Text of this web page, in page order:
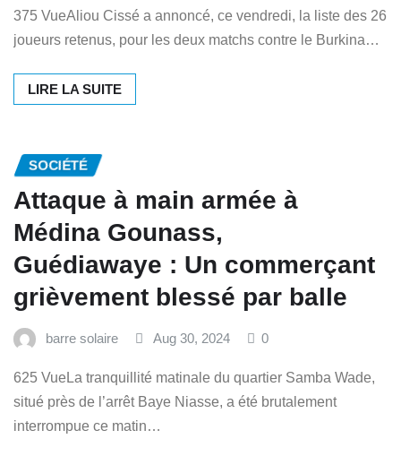
375 VueAliou Cissé a annoncé, ce vendredi, la liste des 26
joueurs retenus, pour les deux matchs contre le Burkina…
LIRE LA SUITE
SOCIÉTÉ
Attaque à main armée à
Médina Gounass,
Guédiawaye : Un commerçant
grièvement blessé par balle
barre solaire Aug 30, 2024 0
625 VueLa tranquillité matinale du quartier Samba Wade,
situé près de l’arrêt Baye Niasse, a été brutalement
interrompue ce matin…